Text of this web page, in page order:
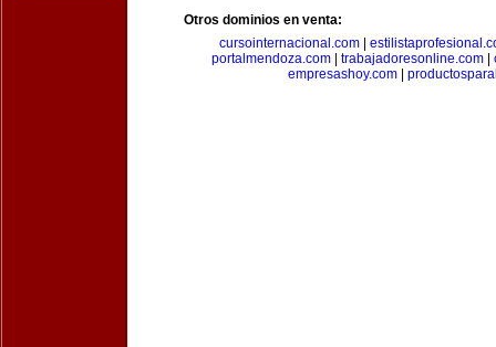
Otros dominios en venta:
cursointernacional.com|
portalmendoza.com| trabajadoresonline.com|
empresashoy.com|